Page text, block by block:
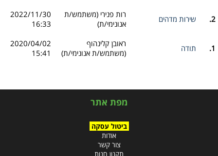
2. שירות מדהים
רות פנירי (משתמש/ת
אנונימי/ת)
2022/11/30
16:33
1. תודה
ראובן קלינהוף
(משתמש/ת אנונימי/ת)
2020/04/02
15:41
מפת אתר
ביטול עסקה
אודות
צור קשר
תקנון חנות